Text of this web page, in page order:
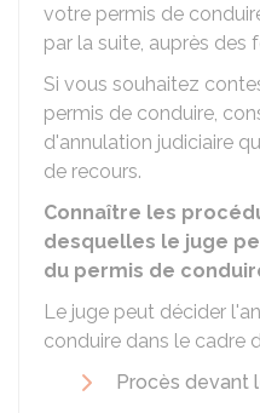
votre permis de
par la suite, auprès des
Si vous souhaitez
permis de conduire,
d'annulation judiciaire
de recours.
Connaître les
desquelles le juge
du permis de
Le juge peut décider
conduire dans le cadre
Procès devant